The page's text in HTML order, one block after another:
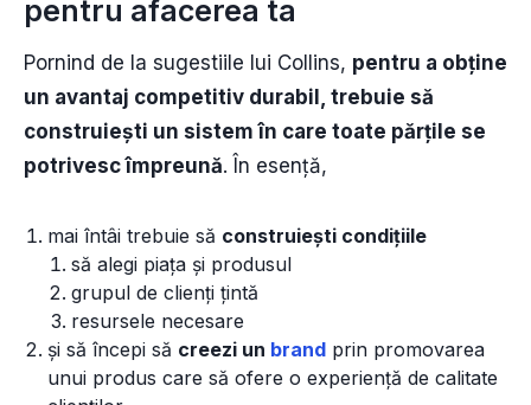
pentru afacerea ta
Pornind de la sugestiile lui Collins, pentru a obține
un avantaj competitiv durabil, trebuie să
construiești un sistem în care toate părțile se
potrivesc împreună. În esență,
mai întâi trebuie să construiești condițiile
să alegi piața și produsul
grupul de clienți țintă
resursele necesare
și să începi să creezi un brand prin promovarea
unui produs care să ofere o experiență de calitate